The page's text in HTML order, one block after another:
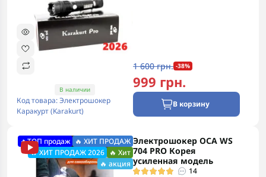
В наличии
Код товара: Электрошокер
Каракурт (Karakurt)
1 600 грн. -38%
999 грн.
В корзину
🔥ТОП продаж 🔥 ХИТ ПРОДАЖ
🔥 ХИТ ПРОДАЖ 2026 🔥 Хит
🔥 акция
Электрошокер ОСА WS
704 PRO Корея
усиленная модель
14